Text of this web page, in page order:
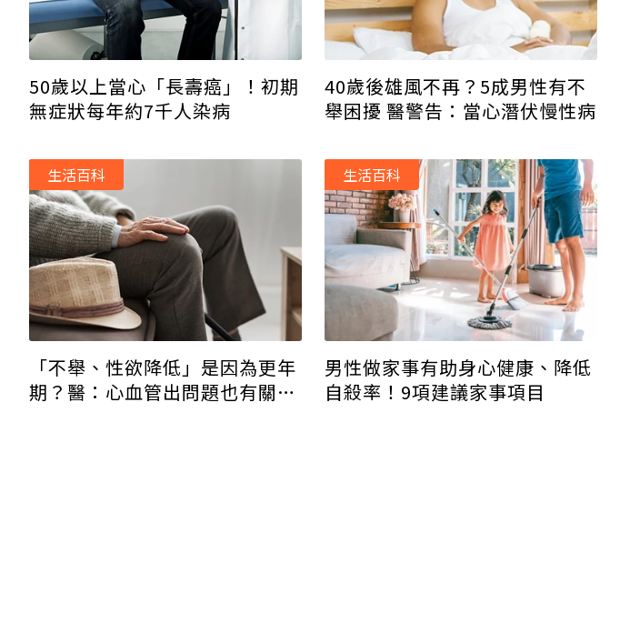
50歲以上當心「長壽癌」！初期
無症狀每年約7千人染病
40歲後雄風不再？5成男性有不
舉困擾 醫警告：當心潛伏慢性病
「不舉、性欲降低」是因為更年
期？醫：心血管出問題也有關
生活百科
男性做家事有助身心健康、降低
自殺率！9項建議家事項目
生活百科